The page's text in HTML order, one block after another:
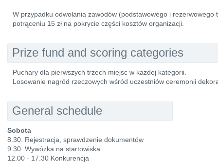
W przypadku odwołania zawodów (podstawowego i
potrąceniu 15 zł na pokrycie części kosztów organizacji.
Prize fund and scoring categories
Puchary dla pierwszych trzech miejsc w każdej kategorii.
Losowanie nagród rzeczowych wśród uczestniów ceremonii
General schedule
Sobota
8.30. Rejestracja, sprawdzenie dokumentów
9.30. Wywózka na startowiska
12.00 - 17.30 Konkurencja